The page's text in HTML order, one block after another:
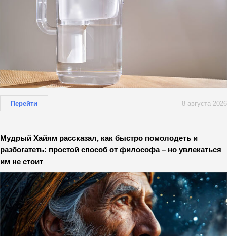
Перейти 8 августа 2026
Мудрый Хайям рассказал, как быстро помолодеть и
разбогатеть: простой способ от философа – но увлекаться
им не стоит